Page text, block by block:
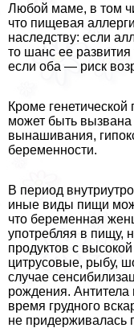
Любой маме, в том
что пищевая
наследству: если
то шанс ее
если оба — риск
Кроме
может быть
вынашивания,
беременности.
В период
иные виды пищи
что беременная
употрeбляя в пищу,
продуктов с
цитрусовые, рыбу,
случае
рождения. Антитела
время грудного
не придерживалась